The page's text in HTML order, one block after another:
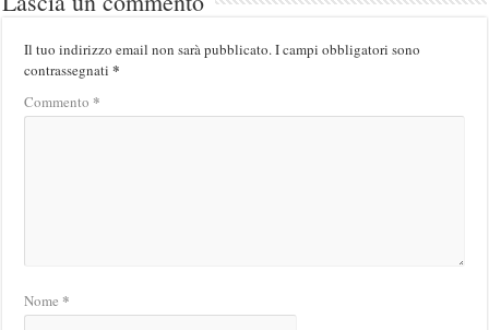
Il tuo indirizzo email non sarà pubblicato.I campi obbligatori sono
contrassegnati*
Commento *
Nome *